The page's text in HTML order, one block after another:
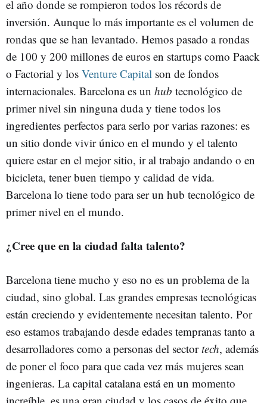
el año donde se rompieron todos los récords de
inversión. Aunque lo más importante es el volumen de
rondas que se han levantado. Hemos pasado a rondas
de 100 y 200 millones de euros en startups como Paack
o Factorial y los Venture Capital son de fondos
internacionales. Barcelona es un hub tecnológico de
primer nivel sin ninguna duda y tiene todos los
ingredientes perfectos para serlo por varias razones: es
un sitio donde vivir único en el mundo y el talento
quiere estar en el mejor sitio, ir al trabajo andando o en
bicicleta, tener buen tiempo y calidad de vida.
Barcelona lo tiene todo para ser un hub tecnológico de
primer nivel en el mundo.
¿Cree que en la ciudad falta talento?
Barcelona tiene mucho y eso no es un problema de la
ciudad, sino global. Las grandes empresas tecnológicas
están creciendo y evidentemente necesitan talento. Por
eso estamos trabajando desde edades tempranas tanto a
desarrolladores como a personas del sectortech, además
de poner el foco para que cada vez más mujeres sean
ingenieras. La capital catalana está en un momento